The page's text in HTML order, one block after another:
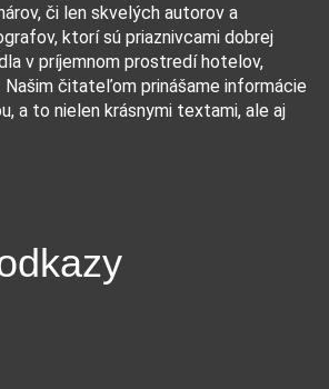
či len skvelých autorov a
ktorí sú priaznivcami dobrej
v príjemnom prostredí hotelov,
Našim čitateľom prinášame informácie
a to nielen krásnymi textami, ale aj